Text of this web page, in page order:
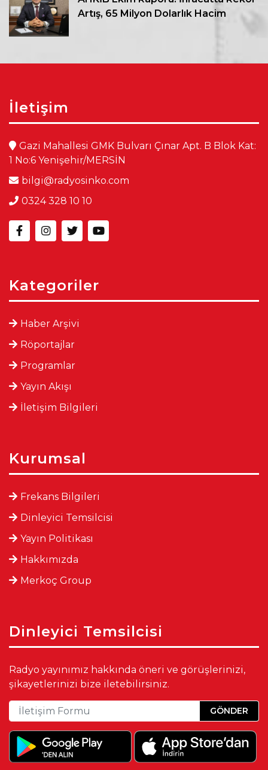
Artış, 65 Milyon Dolarlık Hacim
İletişim
Gazi Mahallesi GMK Bulvarı Çınar Apt. B Blok Kat:
1 No:6 Yenişehir/MERSİN
bilgi@radyosinko.com
0324 328 10 10
Kategoriler
Haber Arşivi
Röportajlar
Programlar
Yayın Akışı
İletişim Bilgileri
Kurumsal
Frekans Bilgileri
Dinleyici Temsilcisi
Yayın Politikası
Hakkımızda
Merkoç Group
Dinleyici Temsilcisi
Radyo yayınımız hakkında öneri ve görüşlerinizi,
şikayetlerinizi bize iletebilirsiniz.
GÖNDER